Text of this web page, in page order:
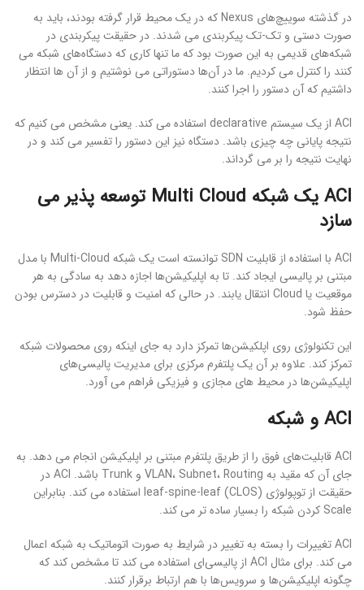
در گذشته سوییچ‌های Nexus که در یک محیط قرار گرفته بودند، باید به
صورت دستی و تک-تک پیکربندی می شدند. در حقیقت پیکربندی در
شبکه‌های قدیمی به این صورت بود که ما‌ تنها کاری که دستگاه‌های شبکه می
کنند را کنترل می کردیم. ما در آن‌ها دستوراتی می نوشتیم و از آن ها انتظار
داشتیم که آن دستور را اجرا کنند.
ACI از یک سیستم declarative استفاده می کند. یعنی مشخص می کنیم که
نتیجه پایانی چه چیزی باشد. دستگاه نیز این دستور را تفسیر می کند و در
نهایت نتیجه را بر می گرداند.
ACI یک شبکه Multi Cloud توسعه پذیر می
سازد
ACI با استفاده از قابلیت SDN توانسته است یک شبکه Multi-Cloud با مدل
مبتنی بر پالیسی ایجاد کند. تا به اپلیکیشن‌ها اجازه دهد به سادگی به هر
موقعیت یا Cloud انتقال یابند. در حالی که امنیت و قابلیت در دسترس بودن
حفظ شود.
این تکنولوژی روی اپلکیشن‌ها تمرکز دارد به جای اینکه روی محصولات شبکه
تمرکز کند. علاوه بر آن یک پلتفرم مرکزی برای مدیریت پالیسی‌های
اپلیکیشن‌ها در محیط های مجازی و فیزیکی فراهم می آورد.
ACI و شبکه
ACI قابلیت‌های فوق را از طریق پلتفرم مبتنی بر اپلیکیشن انجام می دهد. به
جای آن که مقید به VLAN، Subnet، Routing و Trunk باشد. ACI در
حقیقت از توپولوژی leaf-spine-leaf (CLOS) استفاده می کند. بنابراین
Scale کردن شبکه را بسیار ساده تر می کند.
ACI تغییرات را بسته به تغییر در شرایط به صورت اتوماتیک به شبکه اعمال
می کند. برای مثال ACI از پالیسی‌ای استفاده می کند تا مشخص کند که
چگونه اپلیکیشن‌ها و سرویس‌ها با هم ارتباط برقرار کنند.